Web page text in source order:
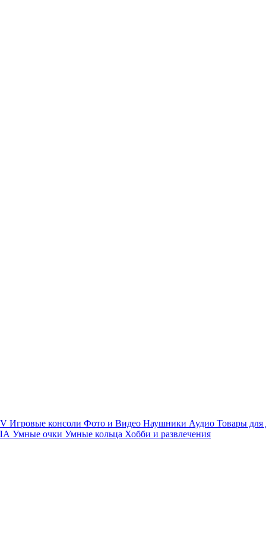
Игровые консоли Фото и Видео Наушники Аудио Товары для
Умные очки Умные кольца Хобби и развлечения